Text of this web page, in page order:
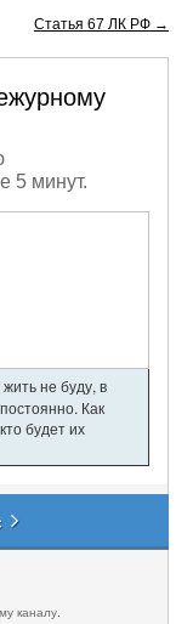
Статья 67 ЛК РФ →
5 минут.
не буду, в
Как
будет их
каналу.